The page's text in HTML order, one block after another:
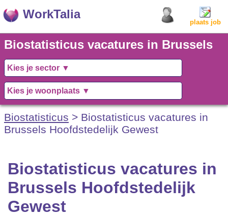
WorkTalia
plaats job
Biostatisticus vacatures in Brussels
Hoofdstedelijk Gewest
Biostatisticus > Biostatisticus vacatures in
Brussels Hoofdstedelijk Gewest
Biostatisticus vacatures in
Brussels Hoofdstedelijk
Gewest